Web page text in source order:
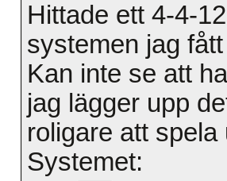
Hittade ett 4-4-
systemen jag
Kan inte se att
jag lägger upp
roligare att
Systemet: